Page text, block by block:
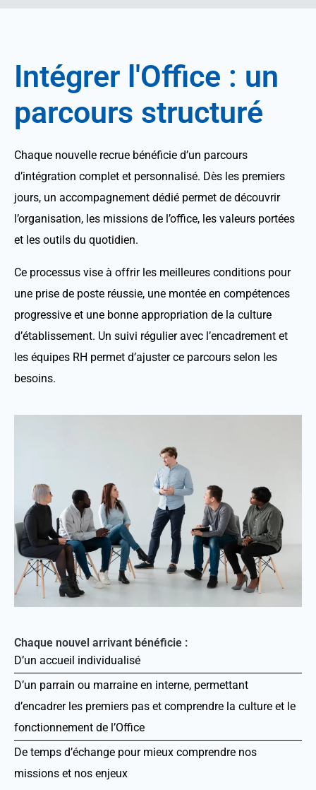
Intégrer l'Office : un
parcours structuré
Chaque nouvelle recrue bénéficie d’un parcours
d’intégration complet et personnalisé. Dès les premiers
jours, un accompagnement dédié permet de découvrir
l’organisation, les missions de l’office, les valeurs portées
et les outils du quotidien.
Ce processus vise à offrir les meilleures conditions pour
une prise de poste réussie, une montée en compétences
progressive et une bonne appropriation de la culture
d’établissement. Un suivi régulier avec l’encadrement et
les équipes RH permet d’ajuster ce parcours selon les
besoins.
Chaque nouvel arrivant bénéficie :
D’un accueil individualisé
D’un parrain ou marraine en interne, permettant
d’encadrer les premiers pas et comprendre la culture et le
fonctionnement de l’Office
De temps d’échange pour mieux comprendre nos
missions et nos enjeux